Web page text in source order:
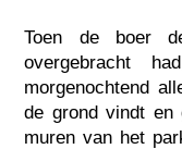
Toen de boer
overgebracht
morgenochtend
de grond vindt en
muren van het